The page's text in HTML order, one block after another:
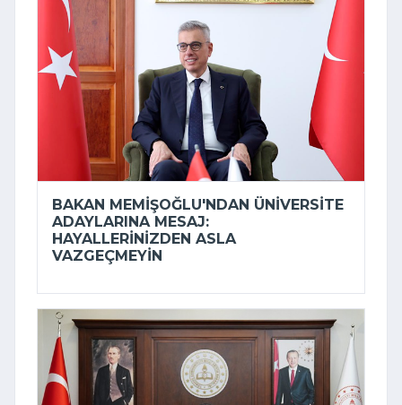
BAKAN MEMIŞOĞLU'NDAN ÜNIVERSITE
ADAYLARINA MESAJ:
HAYALLERINIZDEN ASLA
VAZGEÇMEYIN